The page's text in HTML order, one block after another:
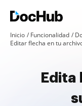
Inicio Funcionalidad
Editar flecha en tu
Edita